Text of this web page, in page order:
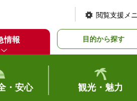
閲覧支援メ
情報 目的から探す
・安心 観光・魅力